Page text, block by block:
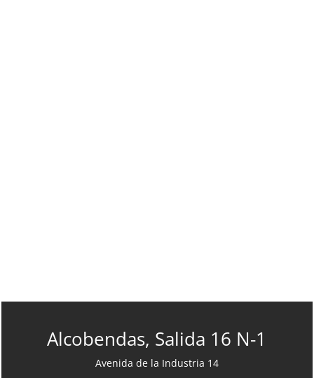
Alcobendas, Salida 16 N-1
Avenida de la Industria 14